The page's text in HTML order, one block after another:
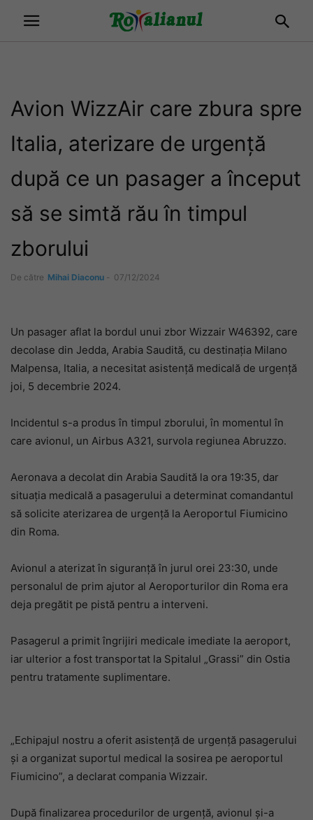
Avion WizzAir care zbura spre
Italia, aterizare de urgență
după ce un pasager a început
să se simtă rău în timpul
zborului
De către Mihai Diaconu - 07/12/2024
Un pasager aflat la bordul unui zbor Wizzair W46392, care
decolase din Jedda, Arabia Saudită, cu destinația Milano
Malpensa, Italia, a necesitat asistență medicală de urgență
joi, 5 decembrie 2024.
Incidentul s-a produs în timpul zborului, în momentul în
care avionul, un Airbus A321, survola regiunea Abruzzo.
Aeronava a decolat din Arabia Saudită la ora 19:35, dar
situația medicală a pasagerului a determinat comandantul
să solicite aterizarea de urgență la Aeroportul Fiumicino
din Roma.
Avionul a aterizat în siguranță în jurul orei 23:30, unde
personalul de prim ajutor al Aeroporturilor din Roma era
deja pregătit pe pistă pentru a interveni.
Pasagerul a primit îngrijiri medicale imediate la aeroport,
iar ulterior a fost transportat la Spitalul „Grassi” din Ostia
pentru tratamente suplimentare.
„Echipajul nostru a oferit asistență de urgență pasagerului
și a organizat suportul medical la sosirea pe aeroportul
Fiumicino”, a declarat compania Wizzair.
După finalizarea procedurilor de urgență, avionul și-a